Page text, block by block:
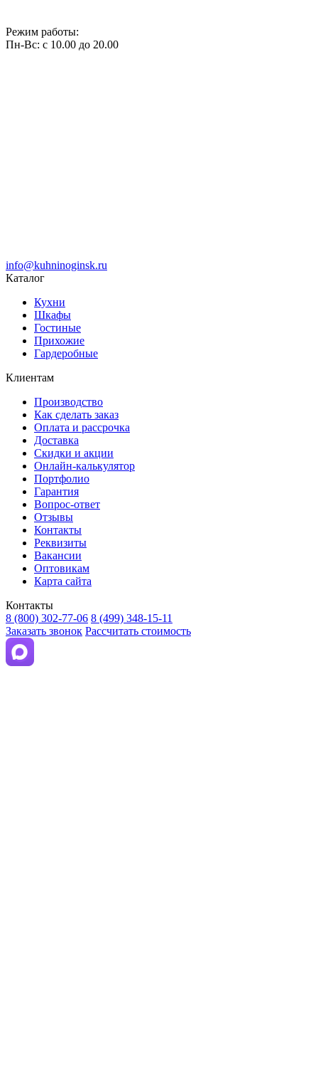
Режим работы:
Пн-Вс: с 10.00 до 20.00
info@kuhninoginsk.ru
Каталог
Кухни
Шкафы
Гостиные
Прихожие
Гардеробные
Клиентам
Производство
Как сделать заказ
Оплата и рассрочка
Доставка
Скидки и акции
Онлайн-калькулятор
Портфолио
Гарантия
Вопрос-ответ
Отзывы
Контакты
Реквизиты
Вакансии
Оптовикам
Карта сайта
Контакты
8 (800) 302-77-06 8 (499) 348-15-11
Заказать звонок Рассчитать стоимость